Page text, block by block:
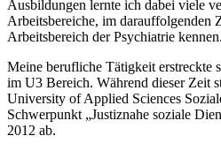
Ausbildungen lernte ich dabei viele
Arbeitsbereiche, im darauffolgenden
Arbeitsbereich der Psychiatrie kennen.
Meine berufliche Tätigkeit erstreckte
im U3 Bereich. Während dieser Zeit
University of Applied Sciences
Schwerpunkt „Justiznahe soziale
2012 ab.